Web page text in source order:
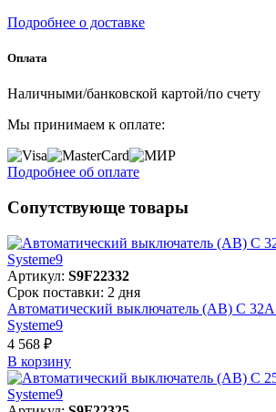
Подробнее о доставке
Оплата
Наличными/банковской картой/по счету
Мы принимаем к оплате:
Подробнее об оплате
Сопутствующе товары
Артикул: S9F22332
Срок поставки: 2 дня
Автоматический выключатель (АВ) C
Systeme9
4 568 ₽
В корзинy